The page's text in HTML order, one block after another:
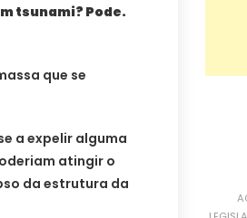
tsunami? Pode.
que se
a expelir alguma
atingir o
da estrutura da